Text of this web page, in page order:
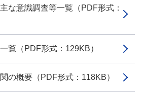
な意識調査等一覧（PDF形式：
覧（PDF形式：129KB）
の概要（PDF形式：118KB）